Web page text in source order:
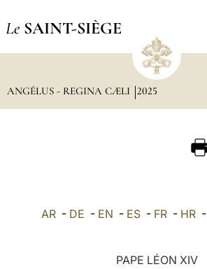
Le SAINT-SIÈGE
ANGÉLUS - REGINA CÆLI 2025
AR- DE - EN - ES- FR- HR-
PAPE LÉON XIV